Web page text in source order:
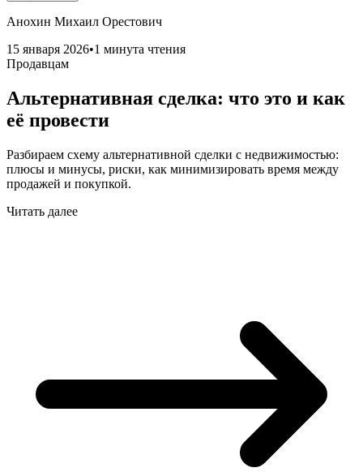
Анохин Михаил Орестович
15 января 2026•1 минута чтения
Продавцам
Альтернативная сделка: что это и как
её провести
Разбираем схему альтернативной сделки с недвижимостью:
плюсы и минусы, риски, как минимизировать время между
продажей и покупкой.
Читать далее